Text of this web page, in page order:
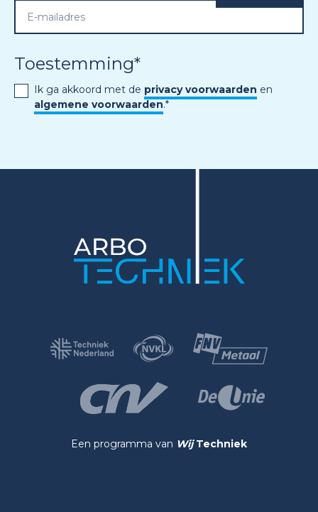
Toestemming*
Ik ga akkoord met de privacy voorwaarden en
algemene voorwaarden.*
Een programma van Wij Techniek